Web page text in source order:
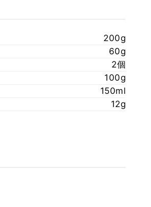
200g
60g
2個
100g
150ml
12g